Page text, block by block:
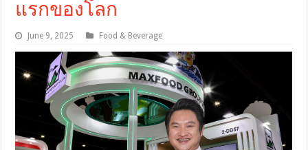
แรกของโลก
June 9, 2025 Food & Beverage